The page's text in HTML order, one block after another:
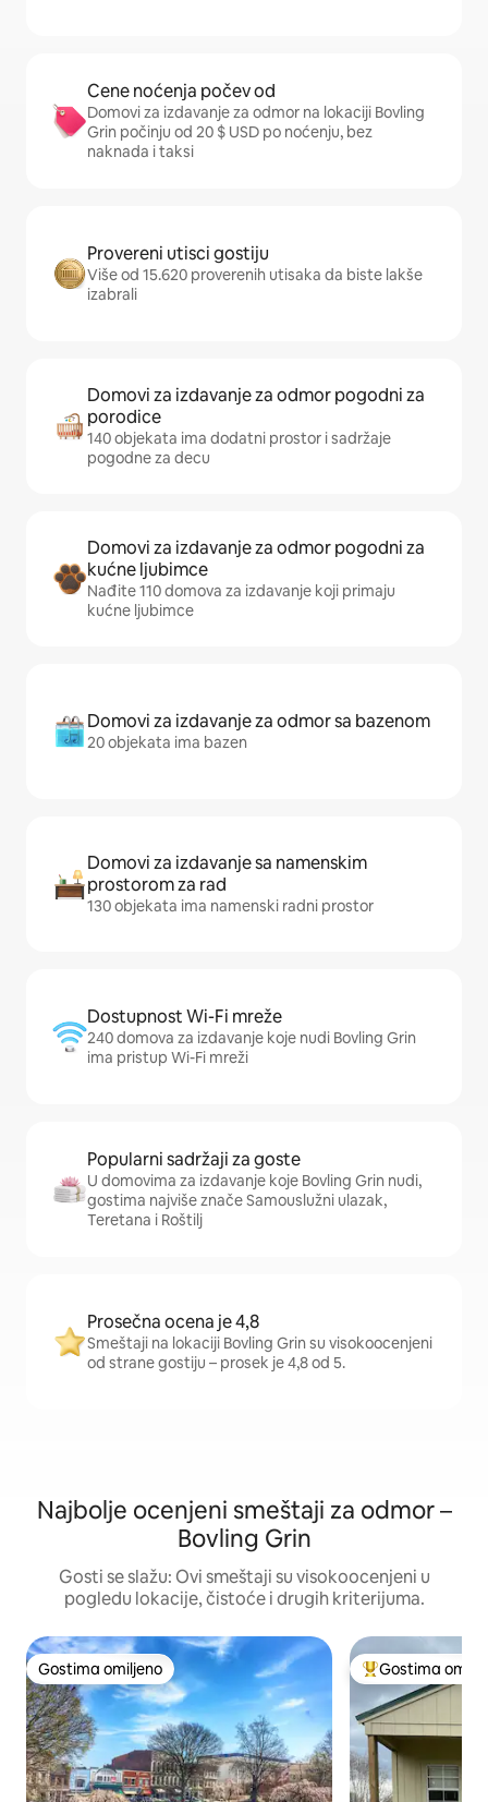
Cene noćenja počev od
Domovi za izdavanje za odmor na lokaciji Bovling
Grin počinju od 20 $ USD po noćenju, bez
naknada i taksi
Provereni utisci gostiju
Više od 15.620 proverenih utisaka da biste lakše
izabrali
Domovi za izdavanje za odmor pogodni za
porodice
140 objekata ima dodatni prostor i sadržaje
pogodne za decu
Domovi za izdavanje za odmor pogodni za
kućne ljubimce
Nađite 110 domova za izdavanje koji primaju
kućne ljubimce
Domovi za izdavanje za odmor sa bazenom
20 objekata ima bazen
Domovi za izdavanje sa namenskim
prostorom za rad
130 objekata ima namenski radni prostor
Dostupnost Wi-Fi mreže
240 domova za izdavanje koje nudi Bovling Grin
ima pristup Wi-Fi mreži
Popularni sadržaji za goste
U domovima za izdavanje koje Bovling Grin nudi,
gostima najviše znače Samouslužni ulazak,
Teretana i Roštilj
Prosečna ocena je 4,8
Smeštaji na lokaciji Bovling Grin su visokoocenjeni
od strane gostiju – prosek je 4,8 od 5.
Najbolje ocenjeni smeštaji za odmor –
Bovling Grin
Gosti se slažu: Ovi smeštaji su visokoocenjeni u
pogledu lokacije, čistoće i drugih kriterijuma.
Gostima omiljeno
Gostima omiljeno Najuspešniji
Gostima